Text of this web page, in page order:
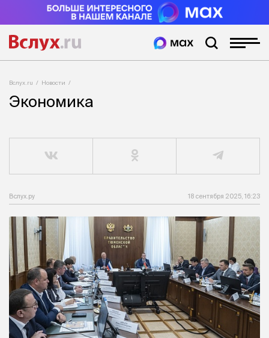
Вслух.ru Новости
Экономика
Вслух.ру 18 сентября 2025, 16:23